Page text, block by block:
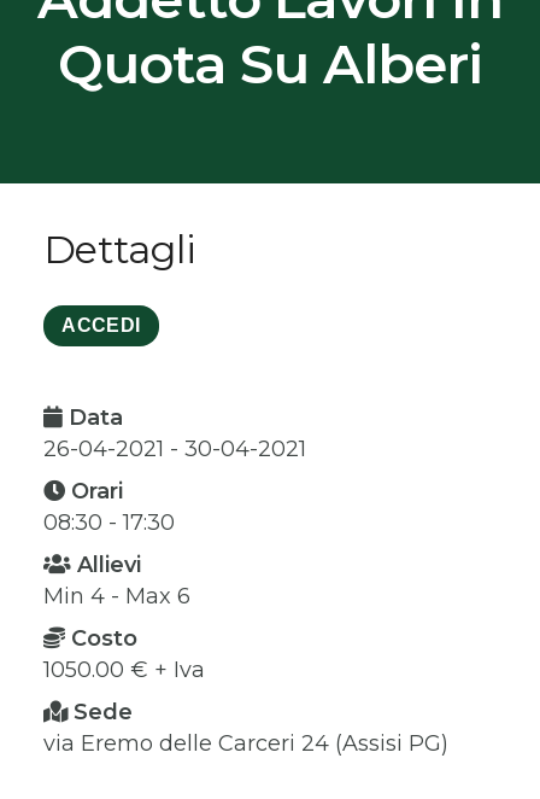
Quota Su Alberi
Dettagli
ACCEDI
Data
26-04-2021 - 30-04-2021
Orari
08:30 - 17:30
Allievi
Min 4 - Max 6
Costo
1050.00 € + Iva
Sede
via Eremo delle Carceri 24 (Assisi PG)